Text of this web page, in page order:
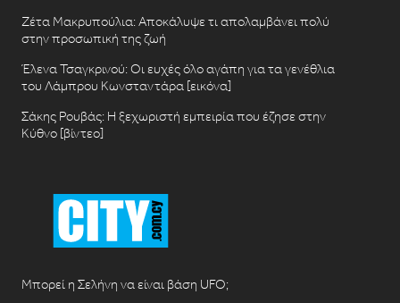
Ζέτα Μακρυπούλια: Αποκάλυψε τι απολαμβάνει πολύ
στην προσωπική της ζωή
Έλενα Τσαγκρινού: Οι ευχές όλο αγάπη για τα γενέθλια
του Λάμπρου Κωνσταντάρα [εικόνα]
Σάκης Ρουβάς: Η ξεχωριστή εμπειρία που έζησε στην
Κύθνο [βίντεο]
Μπορεί η Σελήνη να είναι βάση UFO;